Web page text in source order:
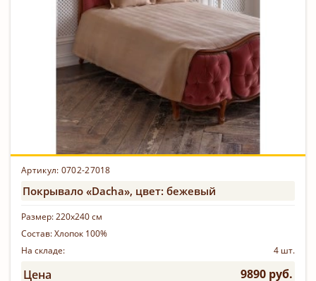
Артикул: 0702-27018
Покрывало «Dacha», цвет: бежевый
Размер:220х240 см
Состав:Хлопок 100%
На складе:
4 шт.
Цена 9890 руб.